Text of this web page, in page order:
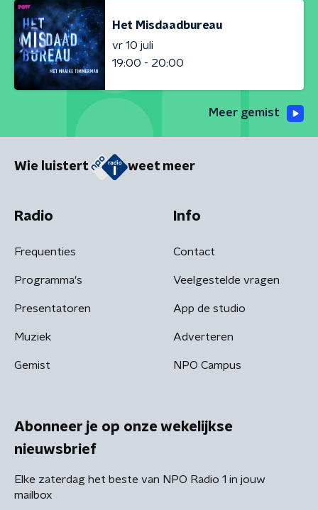
Het Misdaadbureau
vr 10 juli
19:00 - 20:00
Meer gemist
Wie luistert weet meer
Radio
Frequenties
Programma's
Presentatoren
Muziek
Gemist
Info
Contact
Veelgestelde vragen
App de studio
Adverteren
NPO Campus
Abonneer je op onze wekelijkse
nieuwsbrief
Elke zaterdag het beste van NPO Radio 1 in jouw
mailbox